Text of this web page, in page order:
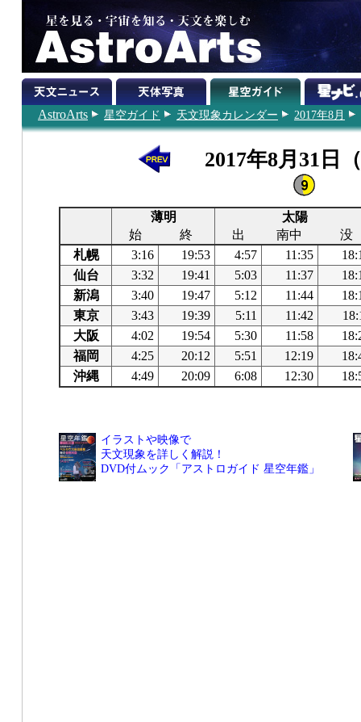
AstroArts 星空ガイド 天文現象カレンダー 2017年8月
2017年8月31日
薄明
太陽
始
終 出 南中
没
札幌
3:16 19:53 4:57 11:35
仙台
3:32 19:41 5:03 11:37
新潟
3:40 19:47 5:12 11:44
東京
3:43 19:39 5:11 11:42
大阪
4:02 19:54 5:30 11:58
福岡
4:25 20:12 5:51 12:19
沖縄
4:49 20:09 6:08 12:30
イラストや映像で
天文現象を詳しく解説！
DVD付ムック「アストロガイド 星空年鑑」